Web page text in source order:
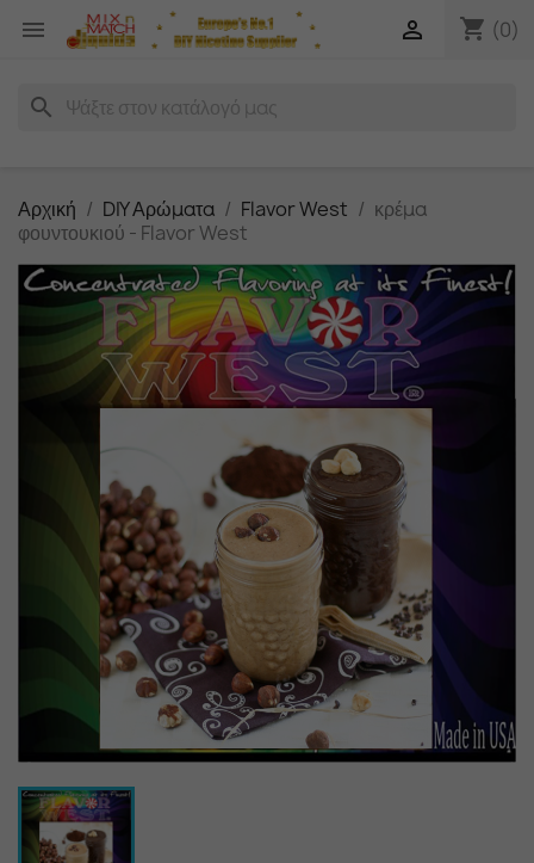
 shopping_cart (0)

search
Αρχική DIY Αρώματα Flavor West
κρέμα
φουντουκιού - Flavor West